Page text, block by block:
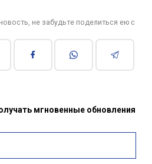
не забудьте поделиться ею с
мгновенные обновления